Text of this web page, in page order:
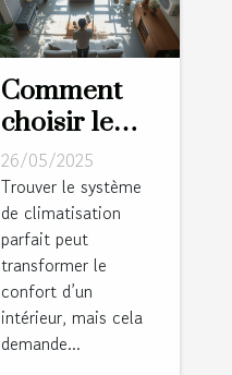
Comment
choisir le
système de
climatisation
adapté à vos
besoins
26/05/2025
Trouver le système
de climatisation
parfait peut
transformer le
confort d’un
intérieur, mais cela
demande...